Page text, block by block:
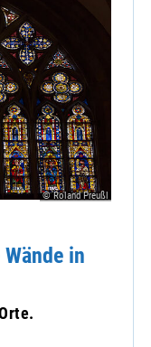
© Roland Preußl
in